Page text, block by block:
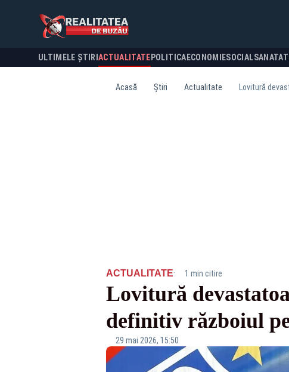
ULTIMELE ȘTIRI ACTUALITATE POLITICA ECONOMIESOCIAL
Acasă Știri Actualitate Lovitură
ACTUALITATE· 1 min citire
Lovitură
definitiv războiul
29 mai 2026, 15:50